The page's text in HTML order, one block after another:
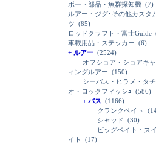
ボート部品・魚群探知機 (7)
ルアー・ジグ･その他カスタ
ツ (85)
ロッドクラフト・富士Guide
車載用品・ステッカー (6)
+ ルアー (2524)
オフショア・ショアキ
ィングルアー (150)
シーバス・ヒラメ・タ
オ・ロックフィッシｭ (586)
+ バス (1166)
クランクベイト
シャッド (30)
ビッグベイト・ス
イト
(17)